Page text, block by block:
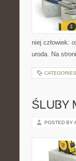
niej człowiek:
uroda. Na
ŚLUBY
POSTED BY